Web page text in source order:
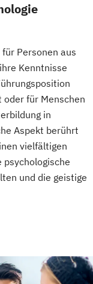
Personen aus
Kenntnisse
für Menschen
in
Aspekt berührt
vielfältigen
psychologische
und die geistige